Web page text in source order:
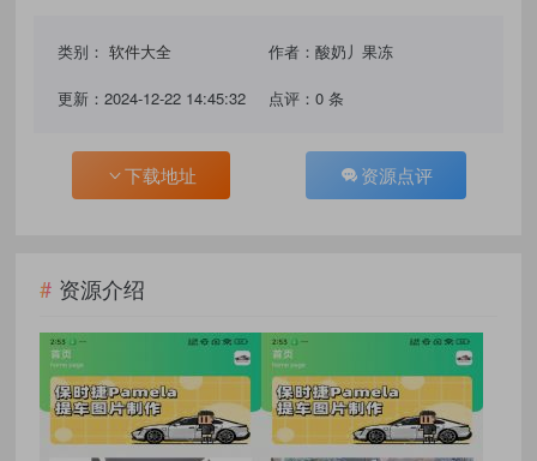
类别：软件大全 作者：酸奶丿果冻
更新：2024-12-22 14:45:32 点评：0 条
下载地址 资源点评
资源介绍